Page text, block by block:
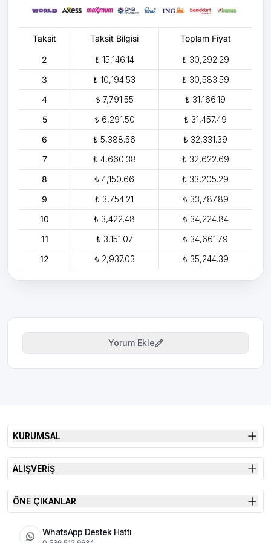
Taksit Taksit Bilgisi Toplam Fiyat
2 ₺ 15,146.14
₺ 30,292.29
3
₺ 10,194.53
₺ 30,583.59
4
₺ 7,791.55
₺ 31,166.19
5
₺ 6,291.50
₺ 31,457.49
6
₺ 5,388.56
₺ 32,331.39
7
₺ 4,660.38
₺ 32,622.69
8
₺ 4,150.66
₺ 33,205.29
9
₺ 3,754.21
₺ 33,787.89
10
₺ 3,422.48
₺ 34,224.84
11
₺ 3,151.07
₺ 34,661.79
12
₺ 2,937.03 ₺ 35,244.39
Yorum Ekle
KURUMSAL
ALIŞVERİŞ
ÖNE ÇIKANLAR
WhatsApp Destek Hattı